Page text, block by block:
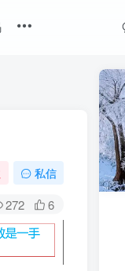
私信
272 6